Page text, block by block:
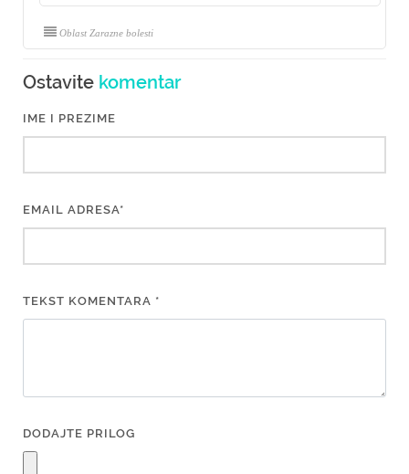
Oblast Zarazne bolesti
Ostavite komentar
IME I PREZIME
EMAIL ADRESA*
TEKST KOMENTARA *
DODAJTE PRILOG